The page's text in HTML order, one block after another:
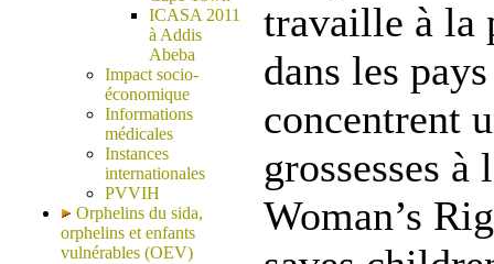
ICASA 2011
à Addis
Abeba
Impact socio-
économique
Informations
médicales
Instances
internationales
PVVIH
Orphelins du sida,
orphelins et enfants
vulnérables (OEV)
travaille à la
dans les
concentrent
grossesses à
Woman’s